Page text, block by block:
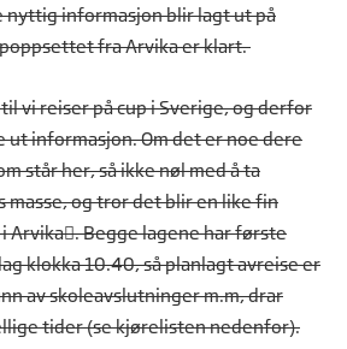
nyttig informasjon blir lagt ut på
fra Arvika er klart.
vi reiser på cup i Sverige, og derfor
ut informasjon. Om det er noe dere
står her, så ikke nøl med å ta
masse, og tror det blir en like fin
Arvika. Begge lagene har første
klokka 10.40, så planlagt avreise er
av skoleavslutninger m.m, drar
tider (se kjørelisten nedenfor).